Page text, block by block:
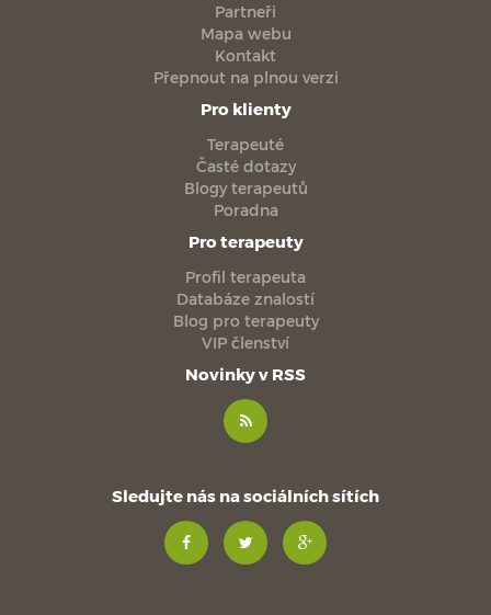
Partneři
Mapa webu
Kontakt
Přepnout na plnou verzi
Pro klienty
Terapeuté
Časté dotazy
Blogy terapeutů
Poradna
Pro terapeuty
Profil terapeuta
Databáze znalostí
Blog pro terapeuty
VIP členství
Novinky v RSS
Sledujte nás na sociálních sítích